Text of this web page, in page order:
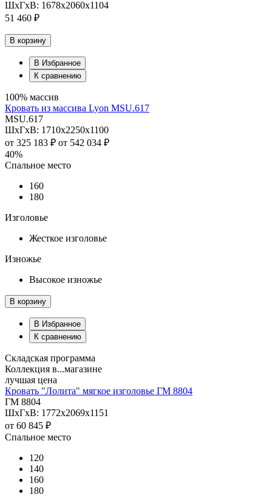
ШхГхВ: 1678х2060х1104
51 460 ₽
В корзину
В Избранное
К сравнению
100% массив
Кровать из массива Lyon MSU.617
MSU.617
ШхГхВ: 1710х2250х1100
от 325 183 ₽ от 542 034 ₽
40%
Спальное место
160
180
Изголовье
Жесткое изголовье
Изножье
Высокое изножье
В корзину
В Избранное
К сравнению
Складская программа
Коллекция в...магазине
лучшая цена
Кровать "Лолита" мягкое изголовье ГМ 8804
ГМ 8804
ШхГхВ: 1772х2069х1151
от 60 845 ₽
Спальное место
120
140
160
180